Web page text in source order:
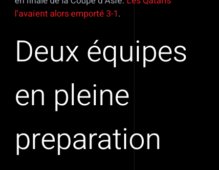
l’avaient alors emporté 3-1.
Deux équipes
en pleine
preparation